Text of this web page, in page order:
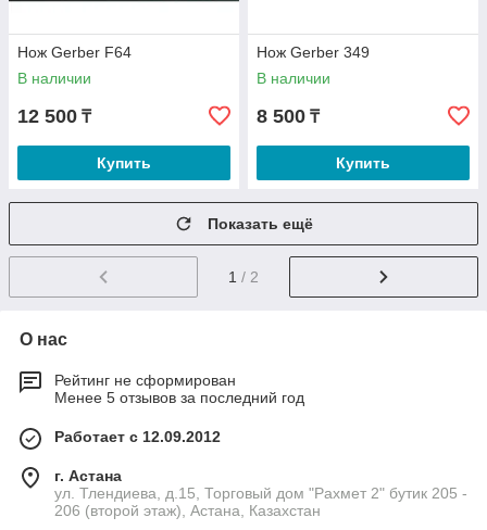
Нож Gerber F64
В наличии
12 500 ₸
Купить
Нож Gerber 349
В наличии
8 500 ₸
Купить
Показать ещё
1 / 2
О нас
Рейтинг не сформирован
Менее 5 отзывов за последний год
Работает с 12.09.2012
г. Астана
ул. Тлендиева, д.15, Торговый дом "Рахмет 2" бутик 205 -
206 (второй этаж), Астана, Казахстан